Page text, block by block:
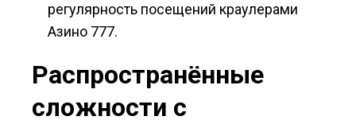
регулярность посещений краулерами
Азино 777.
Распространённые
сложности с